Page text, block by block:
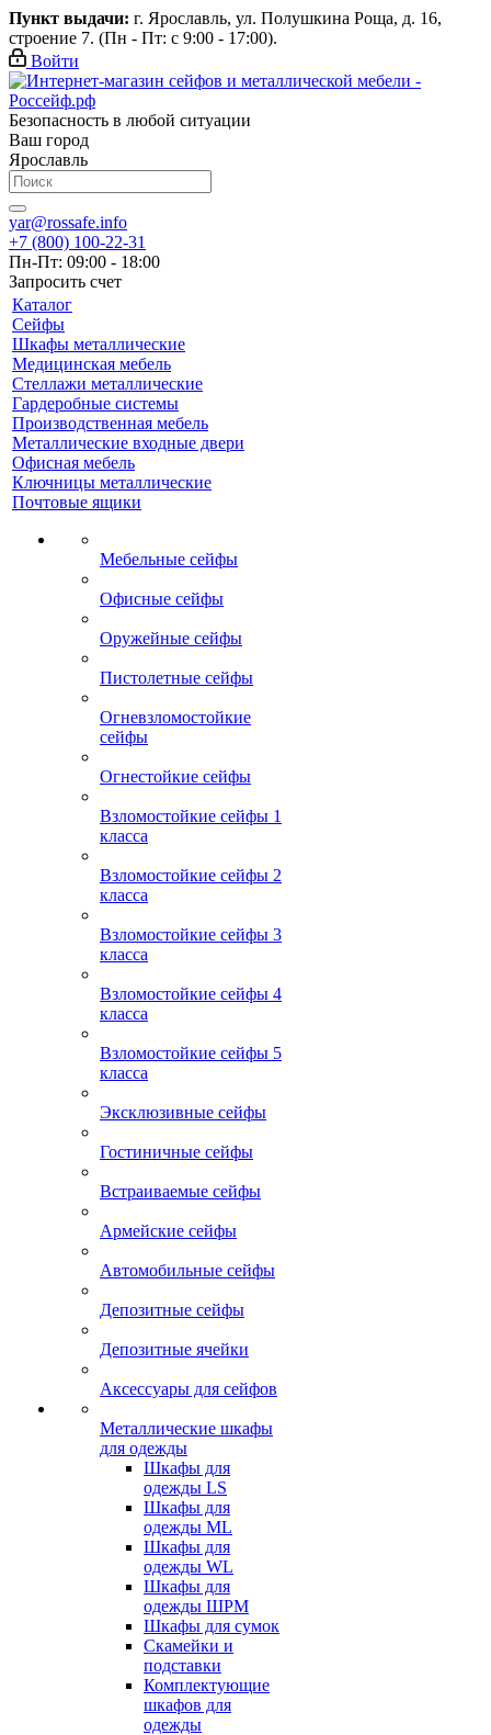
Пункт выдачи: г. Ярославль, ул. Полушкина Роща, д. 16,
строение 7. (Пн - Пт: с 9:00 - 17:00).
Войти
Безопасность в любой ситуации
Ваш город
Ярославль
yar@rossafe.info
+7 (800) 100-22-31
Пн-Пт: 09:00 - 18:00
Запросить счет
Каталог
Сейфы
Шкафы металлические
Медицинская мебель
Стеллажи металлические
Гардеробные системы
Производственная мебель
Металлические входные двери
Офисная мебель
Ключницы металлические
Почтовые ящики
Мебельные сейфы
Офисные сейфы
Оружейные сейфы
Пистолетные сейфы
Огневзломостойкие
сейфы
Огнестойкие сейфы
Взломостойкие сейфы 1
класса
Взломостойкие сейфы 2
класса
Взломостойкие сейфы 3
класса
Взломостойкие сейфы 4
класса
Взломостойкие сейфы 5
класса
Эксклюзивные сейфы
Гостиничные сейфы
Встраиваемые сейфы
Армейские сейфы
Автомобильные сейфы
Депозитные сейфы
Депозитные ячейки
Аксессуары для сейфов
Металлические шкафы
для одежды
Шкафы для
одежды LS
Шкафы для
одежды ML
Шкафы для
одежды WL
Шкафы для
одежды ШРМ
Шкафы для сумок
Скамейки и
подставки
Комплектующие
шкафов для
одежды